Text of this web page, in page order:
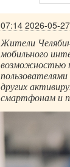
07:14 2026-05-27
Жители
мобильного
возможностью
других
смартфонам и